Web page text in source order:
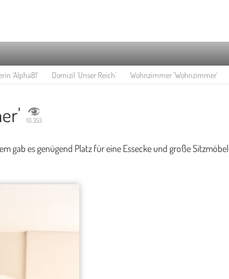
'Alpha81' Domizil 'Unser Reich' Wohnzimmer 'Wohnzimmer'
10.353
gab es genügend Platz für eine Essecke und große Sitzmöbel